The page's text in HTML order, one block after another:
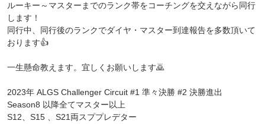
ルーキー～マスターまでのランク帯をコーチングを交えながら同行
します！
同行中、同行後のランクでダイヤ・マスター到達報告を多数頂いて
おります👍
一生懸命教えます。宜しくお願いします🙇
2023年 ALGS Challenger Circuit #1 準々決勝 #2 決勝進出
Season8 以降全てマスター以上
S12、S15 、S21両スププレデター